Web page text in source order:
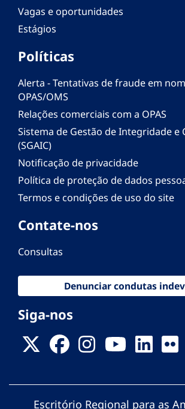
Vagas e oportunidades
Estágios
Políticas
Alerta - Tentativas de fraude em
OPAS/OMS
Relações comerciais com a OPAS
Sistema de Gestão de Integridade e
(SGAIC)
Notificação de privacidade
Política de proteção de dados
Termos e condições de uso do site
Contate-nos
Consultas
Denunciar condutas
Siga-nos
Escritório Regional para as